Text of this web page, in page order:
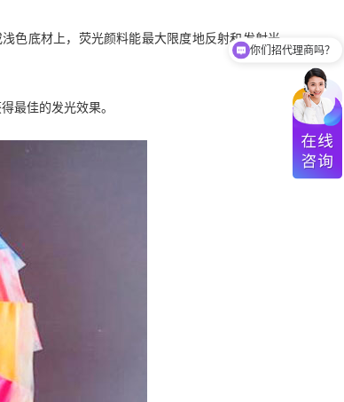
色底材上，荧光颜料能最大限度地反射和发射光
最佳的发光效果。
你们招代理商吗？